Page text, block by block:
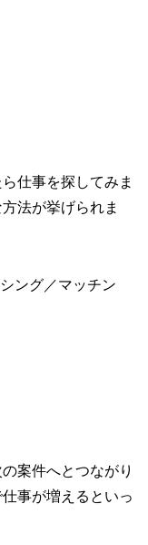
仕事を探してみま
法が挙げられま
ング／マッチン
案件へとつながり
事が増えるといっ